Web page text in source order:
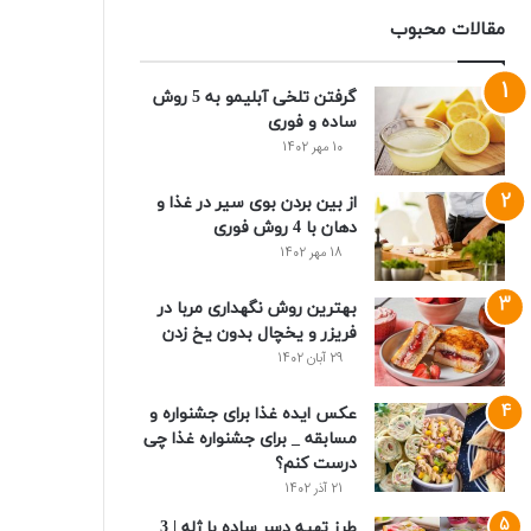
مقالات محبوب
گرفتن تلخی آبلیمو به 5 روش
ساده و فوری
10 مهر 1402
از بین بردن بوی سیر در غذا و
دهان با 4 روش فوری
18 مهر 1402
بهترین روش نگهداری مربا در
فریزر و یخچال بدون یخ زدن
29 آبان 1402
عکس ایده غذا برای جشنواره و
مسابقه _ برای جشنواره غذا چی
درست کنم؟
21 آذر 1402